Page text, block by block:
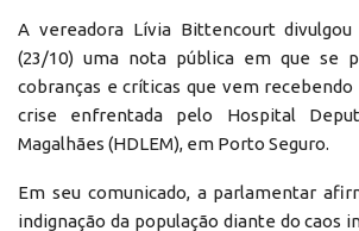
A vereadora Lívia Bittencourt
(23/10) uma nota pública em que se
cobranças e críticas que vem
crise enfrentada pelo Hospital
Magalhães (HDLEM), em Porto Seguro.
Em seu comunicado, a parlamentar
indignação da população diante do caos